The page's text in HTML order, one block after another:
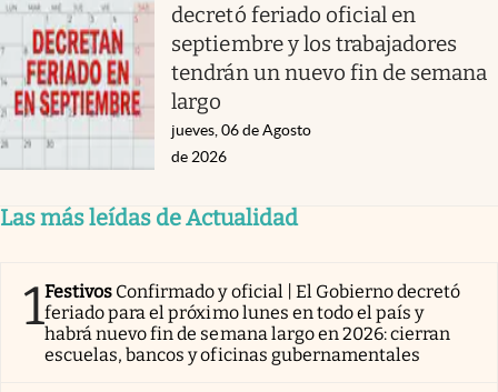
decretó feriado oficial en
septiembre y los trabajadores
tendrán un nuevo fin de semana
largo
jueves, 06 de Agosto
de 2026
Las más leídas de Actualidad
1Festivos Confirmado y oficial | El Gobierno decretó
feriado para el próximo lunes en todo el país y
habrá nuevo fin de semana largo en 2026: cierran
escuelas, bancos y oficinas gubernamentales